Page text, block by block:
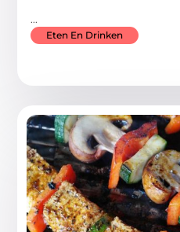
...
Eten En Drinken